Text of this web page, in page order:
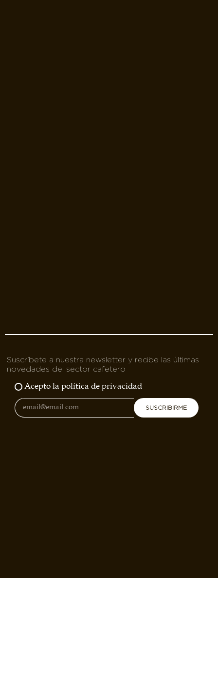
Suscríbete a nuestra newsletter y recibe las últimas
novedades del sector cafetero
Acepto la política de privacidad
SUSCRIBIRME